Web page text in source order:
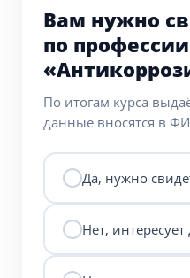
Вам нужно
по профессии
По итогам курса
данные вносятся в
Да, нужно
Нет, интересует